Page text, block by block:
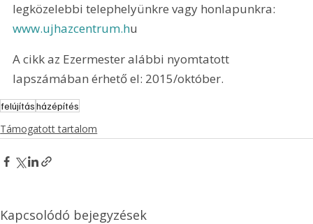
legközelebbi telephelyünkre vagy honlapunkra:
www.ujhazcentrum.hu
A cikk az Ezermester alábbi nyomtatott
lapszámában érhető el: 2015/október.
felújításházépítés
Támogatott tartalom
Kapcsolódó bejegyzések